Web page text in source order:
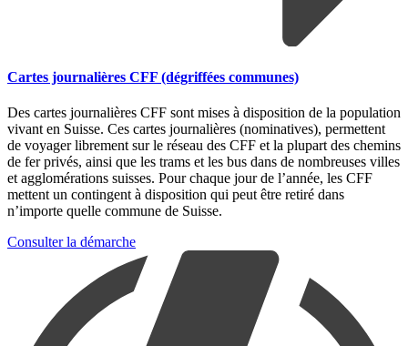
Cartes journalières CFF (dégriffées communes)
Des cartes journalières CFF sont mises à disposition de la population
vivant en Suisse. Ces cartes journalières (nominatives), permettent
de voyager librement sur le réseau des CFF et la plupart des chemins
de fer privés, ainsi que les trams et les bus dans de nombreuses villes
et agglomérations suisses. Pour chaque jour de l’année, les CFF
mettent un contingent à disposition qui peut être retiré dans
n’importe quelle commune de Suisse.
Consulter la démarche